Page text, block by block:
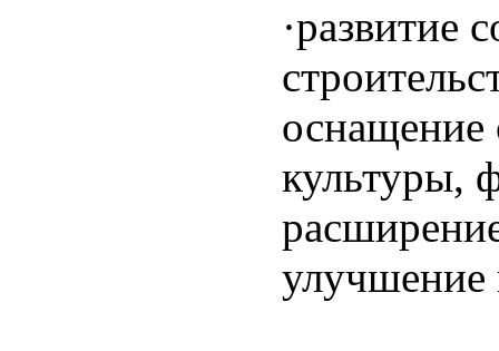
·развитие
оснащение
культуры,
улучшение